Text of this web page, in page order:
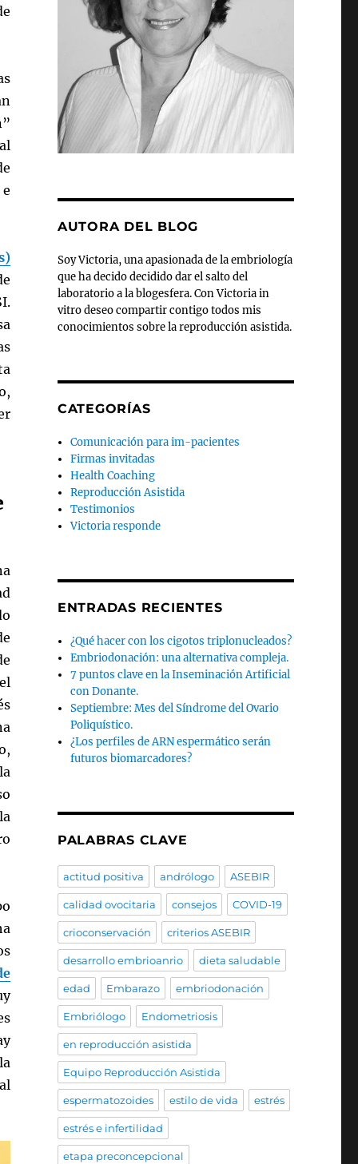
AUTORA DEL BLOG
Soy Victoria, una apasionada de la embriología
que ha decido decidido dar el salto del
laboratorio a la blogesfera. Con Victoria in
vitro deseo compartir contigo todos mis
conocimientos sobre la reproducción asistida.
CATEGORÍAS
Comunicación para im-pacientes
Firmas invitadas
Health Coaching
Reproducción Asistida
Testimonios
Victoria responde
ENTRADAS RECIENTES
¿Qué hacer con los cigotos triplonucleados?
Embriodonación: una alternativa compleja.
7 puntos clave en la Inseminación Artificial
con Donante.
Septiembre: Mes del Síndrome del Ovario
Poliquístico.
¿Los perfiles de ARN espermático serán
futuros biomarcadores?
PALABRAS CLAVE
actitud positiva andrólogo ASEBIR
calidad ovocitaria consejos COVID-19
crioconservación criterios ASEBIR
desarrollo embrioanrio dieta saludable
edad Embarazo embriodonación
Embriólogo Endometriosis
en reproducción asistida
Equipo Reproducción Asistida
espermatozoides estilo de vida estrés
estrés e infertilidad
etapa preconcepcional